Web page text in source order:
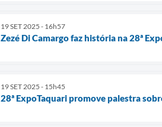
19 SET 2025 - 16h57
Zezé Di Camargo faz história na 28ª
19 SET 2025 - 15h45
28ª ExpoTaquari promove palestra